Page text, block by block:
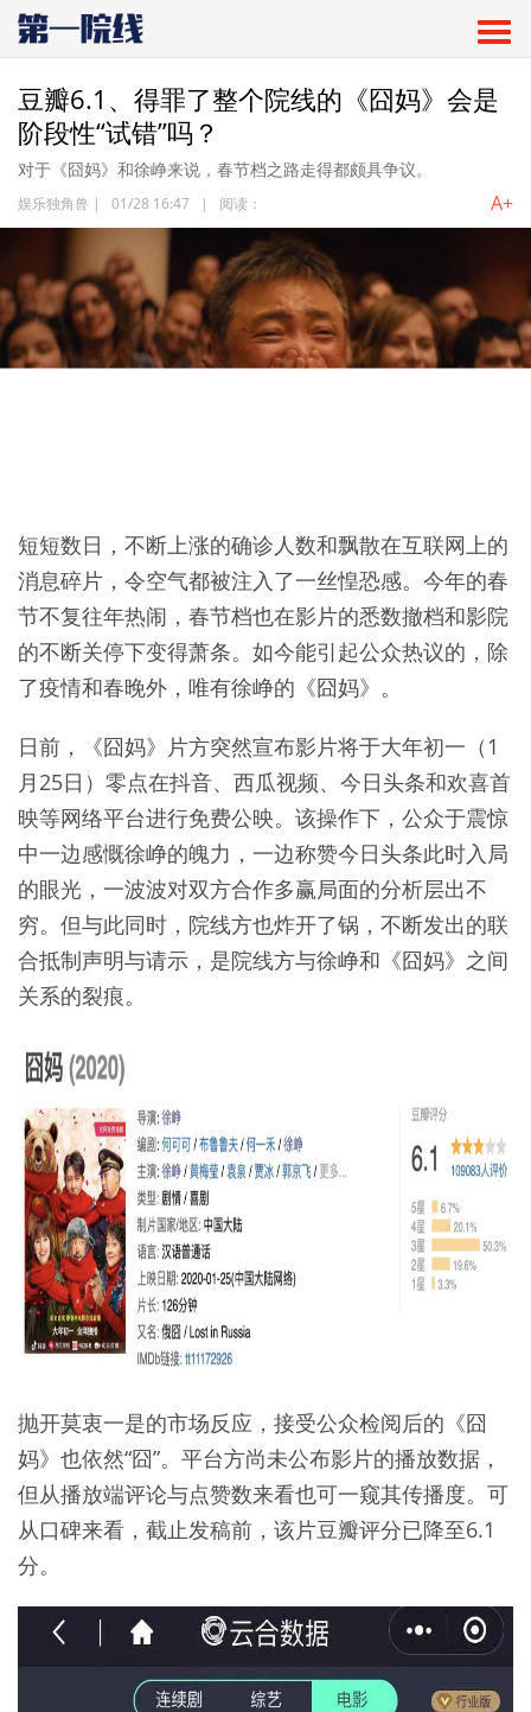
豆瓣6.1、得罪了整个院线的《囧妈》会是
阶段性“试错”吗？
对于《囧妈》和徐峥来说，春节档之路走得都颇具争议。
娱乐独角兽 | 01/28 16:47 | 阅读： A+
短短数日，不断上涨的确诊人数和飘散在互联网上的
消息碎片，令空气都被注入了一丝惶恐感。今年的春
节不复往年热闹，春节档也在影片的悉数撤档和影院
的不断关停下变得萧条。如今能引起公众热议的，除
了疫情和春晚外，唯有徐峥的《囧妈》。
日前，《囧妈》片方突然宣布影片将于大年初一（1
月25日）零点在抖音、西瓜视频、今日头条和欢喜首
映等网络平台进行免费公映。该操作下，公众于震惊
中一边感慨徐峥的魄力，一边称赞今日头条此时入局
的眼光，一波波对双方合作多赢局面的分析层出不
穷。但与此同时，院线方也炸开了锅，不断发出的联
合抵制声明与请示，是院线方与徐峥和《囧妈》之间
关系的裂痕。
抛开莫衷一是的市场反应，接受公众检阅后的《囧
妈》也依然“囧”。平台方尚未公布影片的播放数据，
但从播放端评论与点赞数来看也可一窥其传播度。可
从口碑来看，截止发稿前，该片豆瓣评分已降至6.1
分。